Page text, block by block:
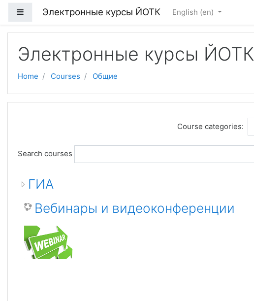
Side panel
Электронные курсы ЙОТК English ‎(en)‎
Электронные курсы ЙОТК
Home Courses Общие
Course categories:
Search courses
ГИА
Вебинары и видеоконференции